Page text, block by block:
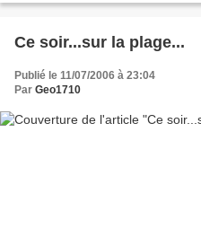
Ce soir...sur la plage...
Publié le 11/07/2006 à 23:04
Par Geo1710